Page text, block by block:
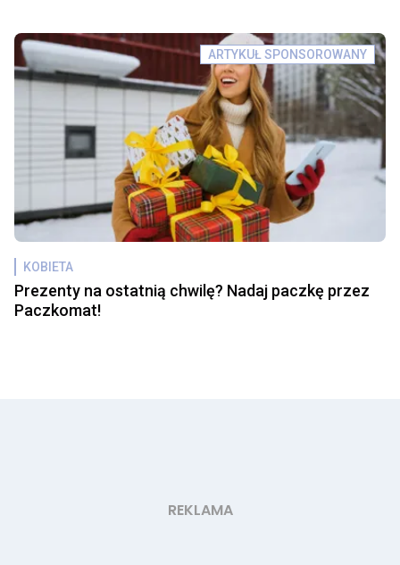
ARTYKUŁ SPONSOROWANY
KOBIETA
Prezenty na ostatnią chwilę? Nadaj paczkę przez
Paczkomat!